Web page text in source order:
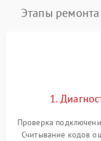
Этапы
1.
Проверка
Считывание кодов